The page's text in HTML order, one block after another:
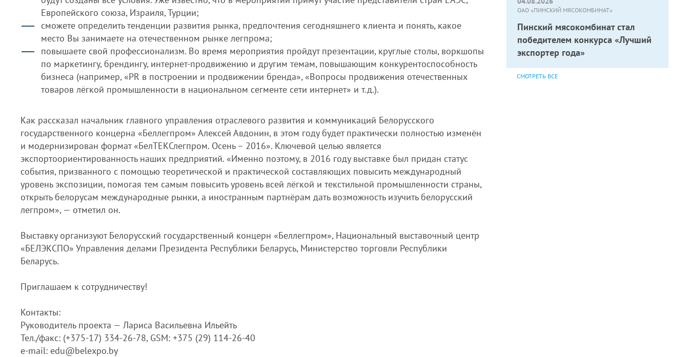
ОАО «ПИНСКИЙ МЯСОКОМБИНАТ»
Пинский мясокомбинат стал
победителем конкурса «Лучший
экспортер года»
СМОТРЕТЬ ВСЕ
Европейского союза, Израиля, Турции;
сможете определить тенденции развития рынка, предпочтения сегодняшнего клиента и понять, какое
место Вы занимаете на отечественном рынке легпрома;
повышаете свой профессионализм. Во время мероприятия пройдут презентации, круглые столы, воркшопы
по маркетингу, брендингу, интернет-продвижению и другим темам, повышающим конкурентоспособность
бизнеса (например, «PR в построении и продвижении бренда», «Вопросы продвижения отечественных
товаров лёгкой промышленности в национальном сегменте сети интернет» и т.д.).
Как рассказал начальник главного управления отраслевого развития и коммуникаций Белорусского
государственного концерна «Беллегпром» Алексей Авдонин, в этом году будет практически полностью изменён
и модернизирован формат «БелТЕКСлегпром. Осень – 2016». Ключевой целью является
экспортоориентированность наших предприятий. «Именно поэтому, в 2016 году выставке был придан статус
события, призванного с помощью теоретической и практической составляющих повысить международный
уровень экспозиции, помогая тем самым повысить уровень всей лёгкой и текстильной промышленности страны,
открыть белорусам международные рынки, а иностранным партнёрам дать возможность изучить белорусский
легпром», — отметил он.
Выставку организуют Белорусский государственный концерн «Беллегпром», Национальный выставочный центр
«БЕЛЭКСПО» Управления делами Президента Республики Беларусь, Министерство торговли Республики
Беларусь.
Приглашаем к сотрудничеству!
Контакты:
Руководитель проекта — Лариса Васильевна Ильейть
Тел./факс: (+375-17) 334-26-78, GSM: +375 (29) 114-26-40
e-mail: edu@belexpo.by